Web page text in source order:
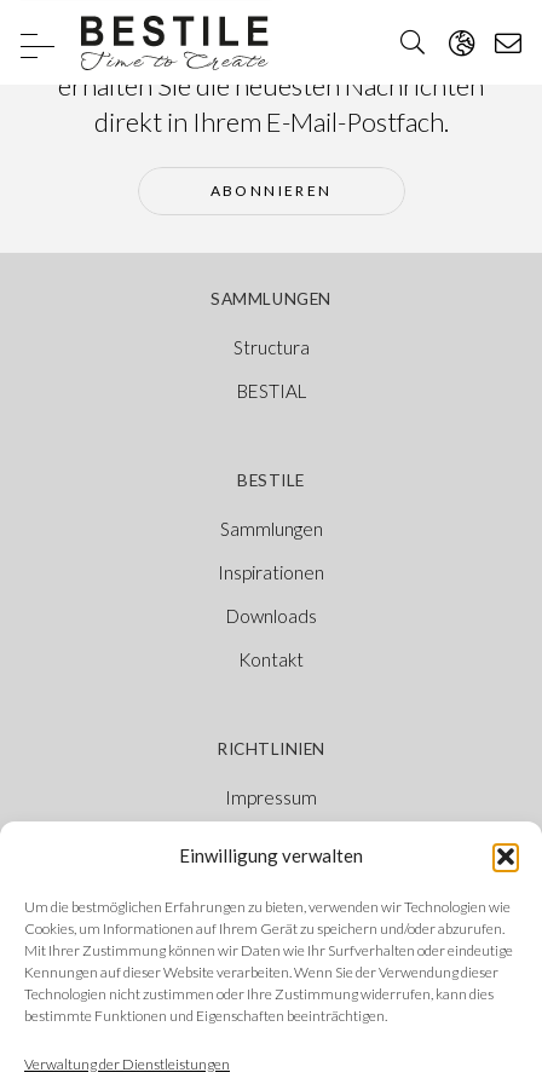
Einwilligung verwalten
Um die bestmöglichen Erfahrungen zu bieten, verwenden wir Technologien wie
Cookies, um Informationen auf Ihrem Gerät zu speichern und/oder abzurufen.
Mit Ihrer Zustimmung können wir Daten wie Ihr Surfverhalten oder eindeutige
Kennungen auf dieser Website verarbeiten. Wenn Sie der Verwendung dieser
Technologien nicht zustimmen oder Ihre Zustimmung widerrufen, kann dies
bestimmte Funktionen und Eigenschaften beeinträchtigen.
Verwaltung der Dienstleistungen
Abonnieren Sie unseren Newsletter und
erhalten Sie die neuesten Nachrichten
direkt in Ihrem E-Mail-Postfach.
ABONNIEREN
SAMMLUNGEN
Structura
BESTIAL
BESTILE
Sammlungen
Inspirationen
Downloads
Kontakt
RICHTLINIEN
Impressum
Ethischer Kanal
FOLGEN SIE UNS